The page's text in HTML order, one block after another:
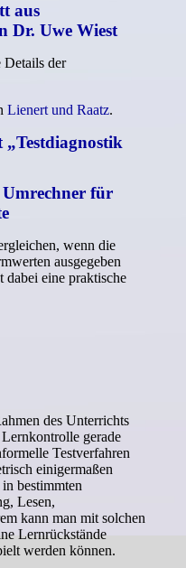
aus
Dr. Uwe Wiest
Details der
Lienert und Raatz.
Umrechner für
wenn die
ausgegeben
eine praktische
des Unterrichts
gerade
Testverfahren
einigermaßen
bestimmten
Lesen,
kann man mit solchen
Lernrückstände
werden können.